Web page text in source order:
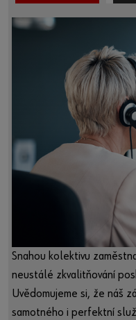
Snahou kolektivu
neustálé zkvalitňování
Uvědomujeme si, že náš
samotného i perfektní